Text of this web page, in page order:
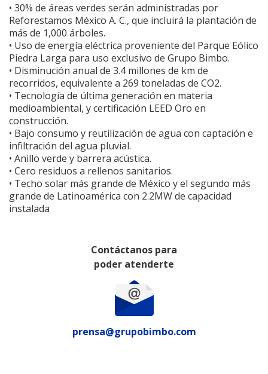
• 30% de áreas verdes serán administradas por
Reforestamos México A. C., que incluirá la plantación de
más de 1,000 árboles.
• Uso de energía eléctrica proveniente del Parque Eólico
Piedra Larga para uso exclusivo de Grupo Bimbo.
• Disminución anual de 3.4 millones de km de
recorridos, equivalente a 269 toneladas de CO2.
• Tecnología de última generación en materia
medioambiental, y certificación LEED Oro en
construcción.
• Bajo consumo y reutilización de agua con captación e
infiltración del agua pluvial.
• Anillo verde y barrera acústica.
• Cero residuos a rellenos sanitarios.
• Techo solar más grande de México y el segundo más
grande de Latinoamérica con 2.2MW de capacidad
instalada
Contáctanos para
poder atenderte
prensa@grupobimbo.com